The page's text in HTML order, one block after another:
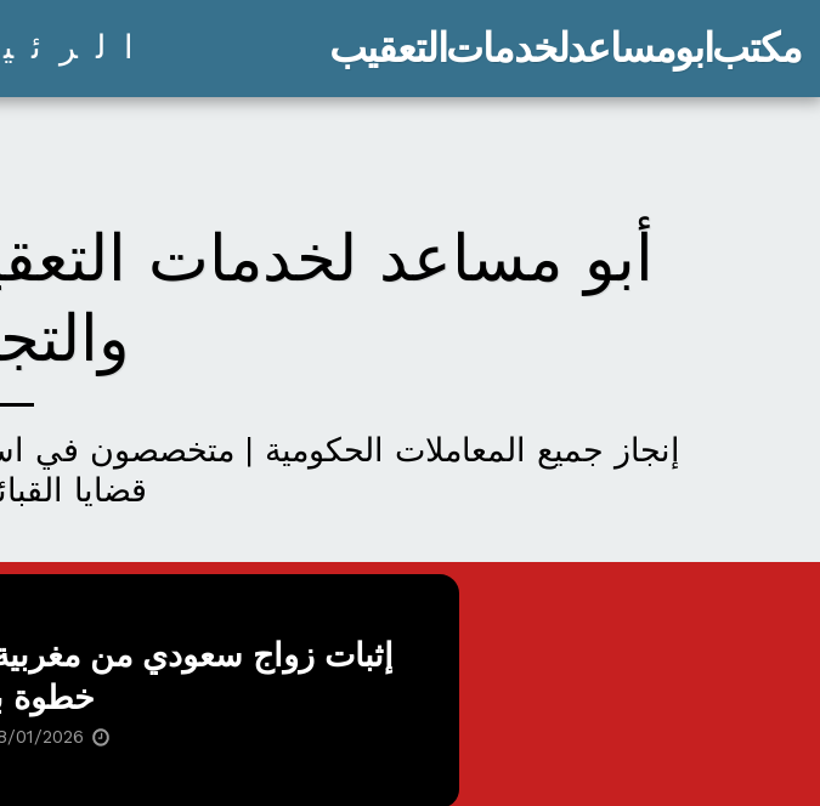
مكتب ابو مساعد لخدمات التعقيب
أبو مساعد لخدمات
قضايا
إثبات زواج سعودي من
خطوة